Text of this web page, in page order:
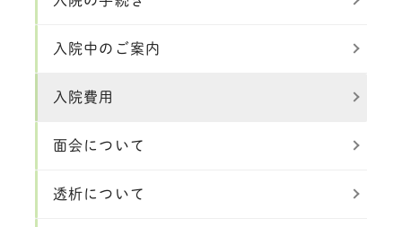
入院中のご案内
入院費用
面会について
透析について